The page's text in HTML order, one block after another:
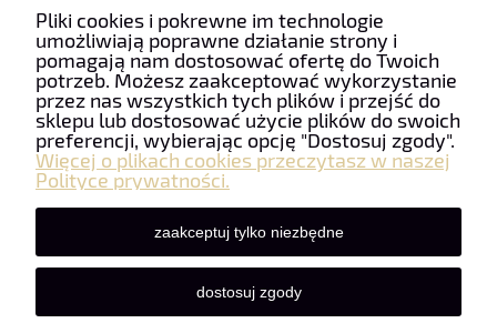
Taniefirany24 | ul. Mydlarska 6, 34-100 Wadowice | NIP:
5512490085 | REGON: 122928733 | Email:
firanypanczo@gmail.com| Telefon:+48 507 963 911
Pliki cookies i pokrewne im technologie
umożliwiają poprawne działanie strony i
pomagają nam dostosować ofertę do Twoich
potrzeb. Możesz zaakceptować wykorzystanie
przez nas wszystkich tych plików i przejść do
sklepu lub dostosować użycie plików do swoich
preferencji, wybierając opcję "Dostosuj zgody".
Więcej o plikach cookies przeczytasz w naszej
Polityce prywatności.
zaakceptuj tylko niezbędne
dostosuj zgody